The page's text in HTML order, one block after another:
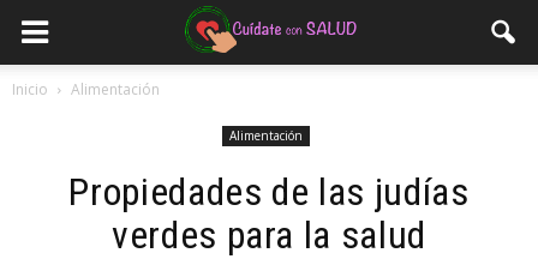
Inicio Alimentación
Alimentación
Propiedades de las judías
verdes para la salud